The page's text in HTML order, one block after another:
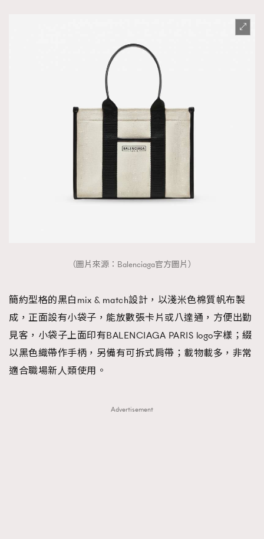
EmpowerF
FashionWeek FigaroAesthetic
（圖片來源：Balenciaga官方圖片）
簡約型格的黑白mix & match設計，以淺米色棉質帆布製
成，正面設有小袋子，能放數張卡片或八達通，方便出勤
見客，小袋子上面印有BALENCIAGA PARIS logo字樣；綴
以黑色織帶作手柄，另備有可拆式肩帶；載物載多，非常
適合職場新人類使用。
Advertisement